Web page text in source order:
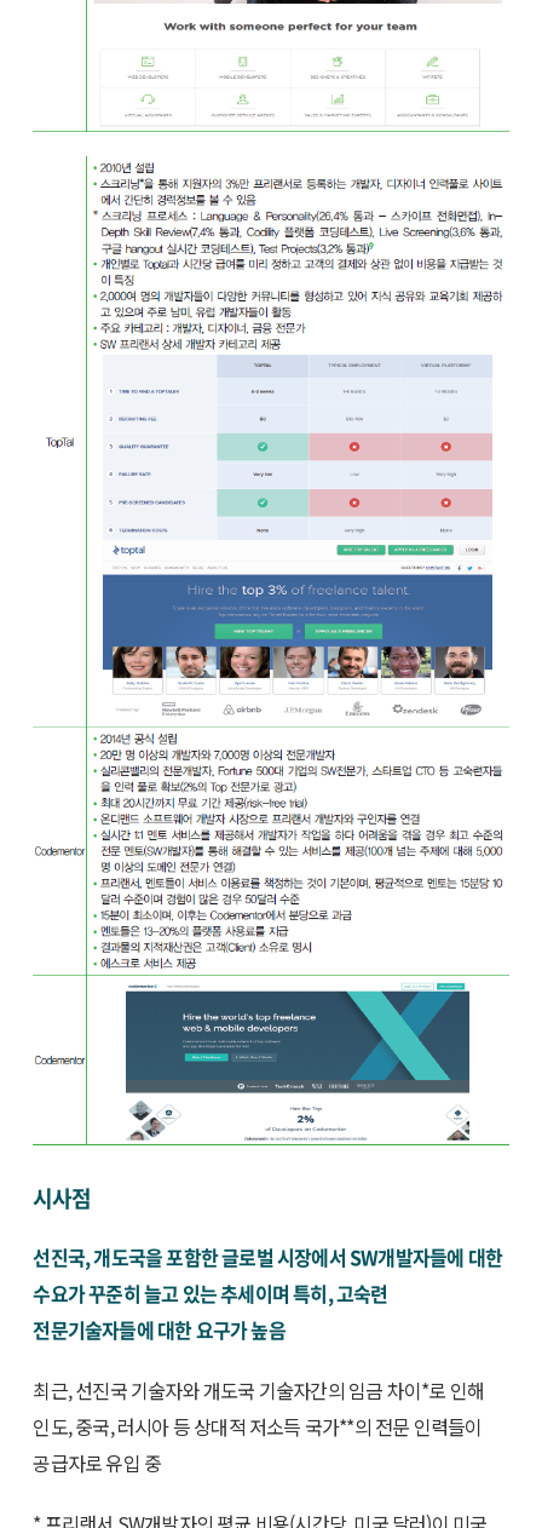
시사점
선진국, 개도국을 포함한 글로벌 시장에서 SW개발자들에 대한
수요가 꾸준히 늘고 있는 추세이며 특히, 고숙련
전문기술자들에 대한 요구가 높음
최근, 선진국 기술자와 개도국 기술자간의 임금 차이*로 인해
인도, 중국, 러시아 등 상대적 저소득 국가**의 전문 인력들이
공급자로 유입 중